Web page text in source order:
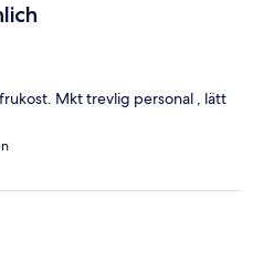
Mkt trevlig personal , lätt